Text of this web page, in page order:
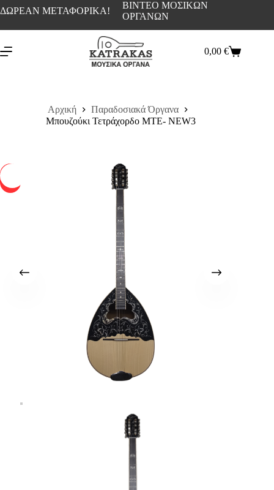
ΔΩΡΕΑΝ ΜΕΤΑΦΟΡΙΚΑ!
ΒΙΝΤΕΟ ΜΟΣΙΚΩΝ
ΟΡΓΑΝΩΝ
0,00€
Αρχική
Παραδοσιακά Όργανα
Μπουζούκι Τετράχορδο ΜΤE- NEW3
-12%